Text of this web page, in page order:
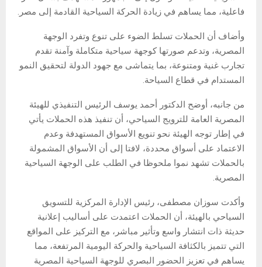
فاعلية، مما يساهم في زيادة الحركة السياحية القادمة إلى مصر.
وأضاف أن الحملات تسلط الضوء على تنوع وتفرد الوجهة
المصرية، وتدعم صورتها كوجهة سياحية متكاملة وآمنة تقدم
تجارب غنية ومتنوعة، بما يتماشى مع جهود الدولة لتحقيق النمو
المستدام في قطاع السياحة.
من جانبه، أوضح الدكتور أحمد يوسف الرئيس التنفيذي للهيئة
المصرية العامة للترويج السياحي، أن تنفيذ هذه الحملات يأتي
في إطار توجه الهيئة نحو تنويع الأسواق المستهدفة وعدم
الاعتماد على أسواق محددة، لافتا إلى أن الأسواق المشمولة
بالحملات تشهد نموا ملحوظا في الطلب على الوجهة السياحية
المصرية.
وأكدت سوزان مصطفى، رئيس الإدارة المركزية للتسويق
السياحي بالهيئة، أن الحملات اعتمدت على أساليب إعلانية
حديثة ذات انتشار واسع وتأثير مباشر، مع التركيز على المواقع
التي تتميز بالكثافة السياحية والحركة اليومية المرتفعة، مما
يساهم في تعزيز الحضور البصري للوجهة السياحية المصرية